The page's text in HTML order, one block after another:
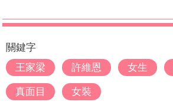
關鍵字
王家梁
許維恩 女生
真面目 女裝